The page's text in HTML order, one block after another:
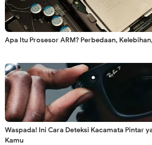
Apa Itu Prosesor ARM? Perbedaan,
Waspada! Ini Cara Deteksi Kacamata Pintar
Kamu